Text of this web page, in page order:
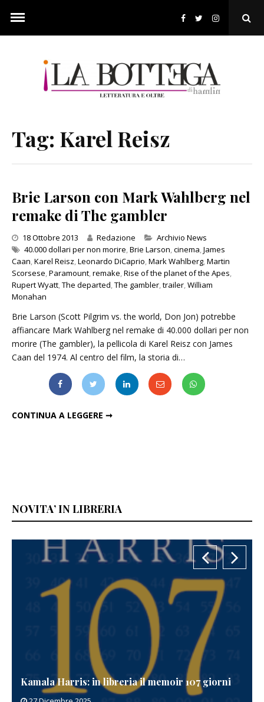
content
Tag: Karel Reisz
Brie Larson con Mark Wahlberg nel
remake di The gambler
18 Ottobre 2013 Redazione Categories
Archivio News
40.000 dollari per non morire,Brie Larson,cinema,James
Caan,Karel Reisz,Leonardo DiCaprio,Mark Wahlberg,Martin
Scorsese,Paramount,remake,Rise of the planet of the Apes,
Rupert Wyatt,The departed,The gambler,trailer,William
Monahan
Brie Larson (Scott Pilgrim vs. the world, Don Jon) potrebbe
affiancare Mark Wahlberg nel remake di 40.000 dollari per non
morire (The gambler), la pellicola di Karel Reisz con James
Caan del 1974. Al centro del film, la storia di…
CONTINUA A LEGGERE ➞
NOVITA’ IN LIBRERIA
Kamala Harris: in libreria il memoir 107 giorni